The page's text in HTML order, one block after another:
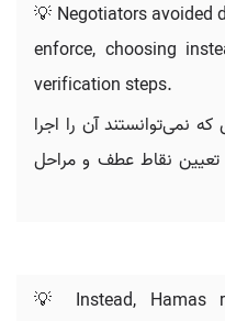
💡 Negotiators avoided
enforce, choosing
verification steps.
نمی‌توانستند آن را اجرا
تعیین نقاط عطف و مراحل
💡 Instead, Hamas